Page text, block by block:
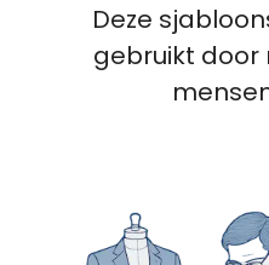
Deze
gebruikt door